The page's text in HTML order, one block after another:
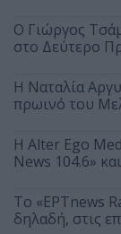
O Γιώργος
στο Δεύτερο
Η Ναταλία
πρωινό του
Η Alter Ego
News 104.6»
Το «ΕΡΤnews
δηλαδή, στις